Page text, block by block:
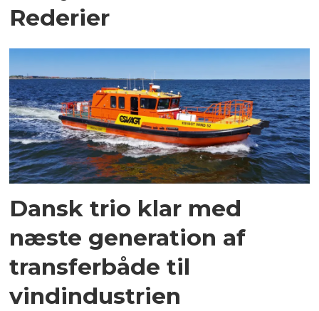
Rederier
Dansk trio klar med
næste generation af
transferbåde til
vindindustrien